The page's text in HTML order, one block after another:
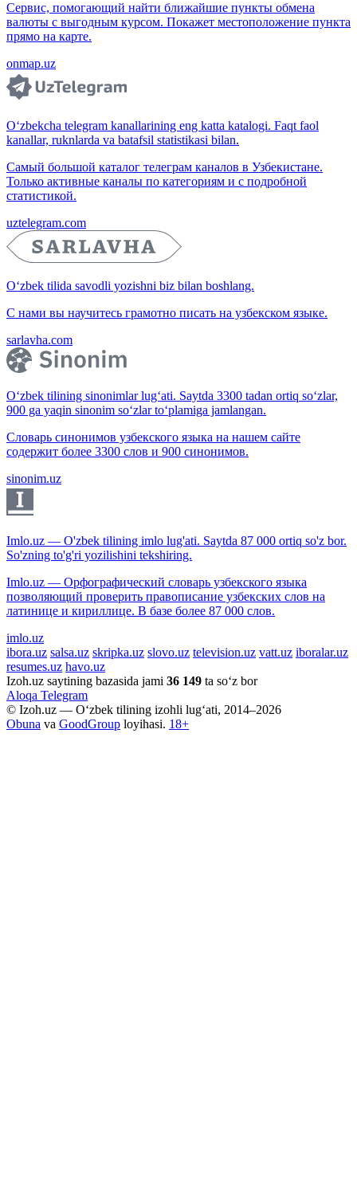
Сервис, помогающий найти ближайшие пункты обмена
валюты с выгодным курсом. Покажет местоположение пункта
прямо на карте.
onmap.uz
O‘zbekcha telegram kanallarining eng katta katalogi. Faqt faol
kanallar, ruknlarda va batafsil statistikasi bilan.
Самый большой каталог телеграм каналов в Узбекистане.
Только активные каналы по категориям и с подробной
статистикой.
uztelegram.com
O‘zbek tilida savodli yozishni biz bilan boshlang.
С нами вы научитесь грамотно писать на узбекском языке.
sarlavha.com
O‘zbek tilining sinonimlar lug‘ati. Saytda 3300 tadan ortiq so‘zlar,
900 ga yaqin sinonim so‘zlar to‘plamiga jamlangan.
Словарь синонимов узбекского языка на нашем сайте
содержит более 3300 слов и 900 синонимов.
sinonim.uz
Imlo.uz — O'zbek tilining imlo lug'ati. Saytda 87 000 ortiq so'z bor.
So'zning to'g'ri yozilishini tekshiring.
Imlo.uz — Орфографический словарь узбекского языка
позволяющий проверить правописание узбекских слов на
латинице и кириллице. В базе более 87 000 слов.
imlo.uz
ibora.uz salsa.uz skripka.uz slovo.uz television.uz vatt.uz iboralar.uz
resumes.uz havo.uz
Izoh.uz saytining bazasida jami 36 149 ta so‘z bor
Aloqa Telegram
© Izoh.uz — O‘zbek tilining izohli lug‘ati, 2014–2026
Obuna va GoodGroup loyihasi. 18+